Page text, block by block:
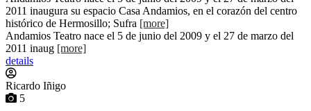
2011 inaugura su espacio Casa Andamios, en el corazón del centro
histórico de Hermosillo; Sufra [more]
Andamios Teatro nace el 5 de junio del 2009 y el 27 de marzo del
2011 inaug [more]
details
Ricardo Iñigo
5